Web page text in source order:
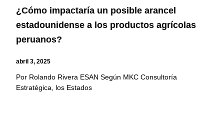
¿Cómo impactaría un posible arancel
estadounidense a los productos agrícolas
peruanos?
abril 3, 2025
Por Rolando Rivera ESAN Según MKC Consultoría
Estratégica, los Estados